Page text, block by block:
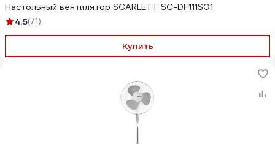
Настольный вентилятор SCARLETT SC-DF111S01
4.5(71)
Купить